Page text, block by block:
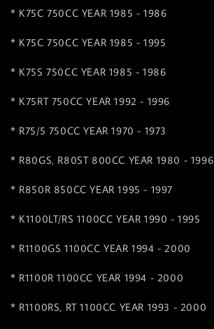
* K75C 750CC YEAR 1985 - 1986
* K75C 750CC YEAR 1985 - 1995
* K75S 750CC YEAR 1985 - 1986
* K75RT 750CC YEAR 1992 - 1996
* R75/5 750CC YEAR 1970 - 1973
* R80GS, R80ST 800CC YEAR 1980 - 1996
* R850R 850CC YEAR 1995 - 1997
* K1100LT/RS 1100CC YEAR 1990 - 1995
* R1100GS 1100CC YEAR 1994 - 2000
* R1100R 1100CC YEAR 1994 - 2000
* R1100RS, RT 1100CC YEAR 1993 - 2000